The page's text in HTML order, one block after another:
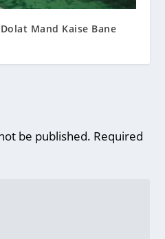
Mand Kaise Bane
be published. Required